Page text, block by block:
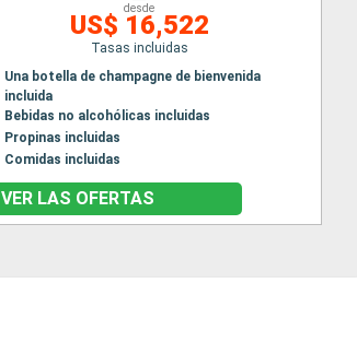
desde
US$ 16,522
Tasas incluidas
Una botella de champagne de bienvenida
incluida
Bebidas no alcohólicas incluidas
Propinas incluidas
Comidas incluidas
VER LAS OFERTAS